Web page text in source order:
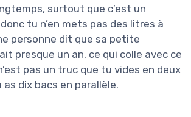
surtout que c’est un
tu n’en mets pas des litres à
personne dit que sa petite
presque un an, ce qui colle avec ce
pas un truc que tu vides en deux
dix bacs en parallèle.